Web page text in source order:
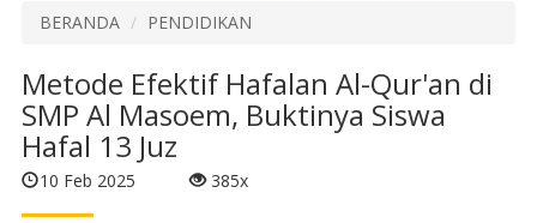
BERANDA PENDIDIKAN
Metode Efektif Hafalan Al-Qur'an di
SMP Al Masoem, Buktinya Siswa
Hafal 13 Juz
10 Feb 2025 385x